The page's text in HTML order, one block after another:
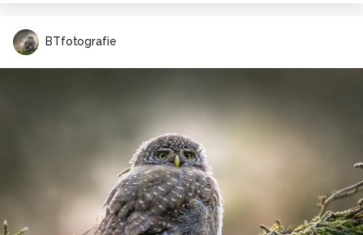
BTfotografie